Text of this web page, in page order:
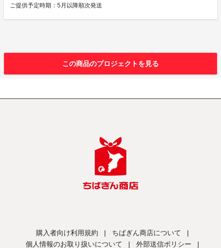
ご提供予定時期：5月以降順次発送
この商品のプロジェクトを見る
購入者向け利用規約 | ちばぎん商店について
|
個人情報のお取り扱いについて
| 外部送信ポリシー |